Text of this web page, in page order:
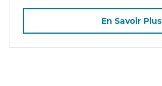
En Savoir Plus